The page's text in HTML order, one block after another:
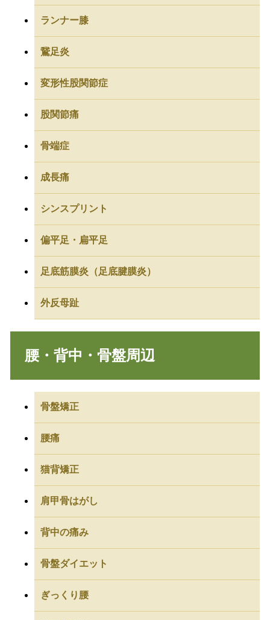
ランナー膝
鵞足炎
変形性股関節症
股関節痛
骨端症
成長痛
シンスプリント
偏平足・扁平足
足底筋膜炎（足底腱膜炎）
外反母趾
腰・背中・骨盤周辺
骨盤矯正
腰痛
猫背矯正
肩甲骨はがし
背中の痛み
骨盤ダイエット
ぎっくり腰